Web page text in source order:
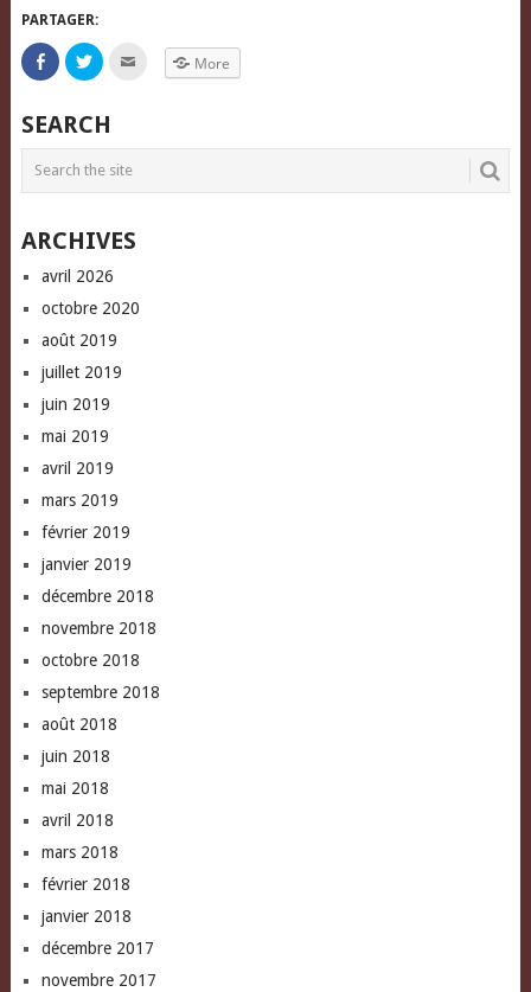
PARTAGER:
Click
to
share
Facebook
(Opens
in
window)
Click
to
Twitter
(Opens
in
window)
friend
More
SEARCH
ARCHIVES
avril 2026
octobre 2020
août 2019
juillet 2019
juin 2019
mai 2019
avril 2019
mars 2019
février 2019
janvier 2019
décembre 2018
novembre 2018
octobre 2018
septembre 2018
août 2018
juin 2018
mai 2018
avril 2018
mars 2018
février 2018
janvier 2018
décembre 2017
novembre 2017